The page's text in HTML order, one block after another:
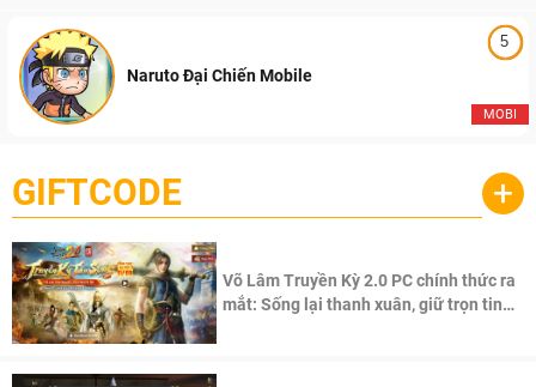
5
MOBI
Naruto Đại Chiến Mobile
GIFTCODE +
Võ Lâm Truyền Kỳ 2.0 PC chính thức ra
mắt: Sống lại thanh xuân, giữ trọn tinh